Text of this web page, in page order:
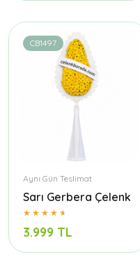
CB1497
Aynı Gün Teslimat
Sarı Gerbera Çelenk
3.999 TL